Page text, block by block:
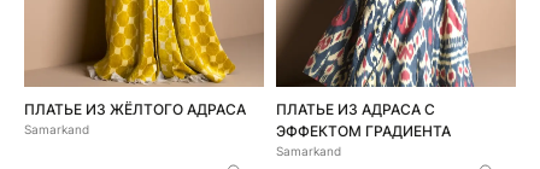
ПЛАТЬЕ ИЗ ЖЁЛТОГО АДРАСА
Samarkand
ПЛАТЬЕ ИЗ АДРАСА С
ЭФФЕКТОМ ГРАДИЕНТА
Samarkand